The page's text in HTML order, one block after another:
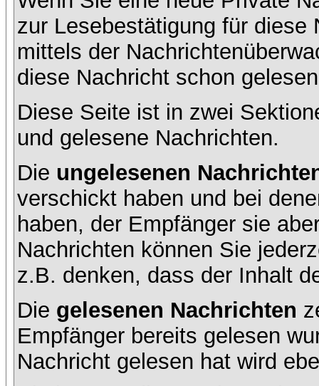
zur Lesebestätigung für diese
mittels der
diese Nachricht schon
Diese Seite ist in zwei
und gelesene Nachrichten.
Die ungelesenen
verschickt haben und bei
haben, der Empfänger sie
Nachrichten können Sie
z.B. denken, dass der Inhalt
Die gelesenen Nachrichten
Empfänger bereits gelesen
Nachricht gelesen hat wird